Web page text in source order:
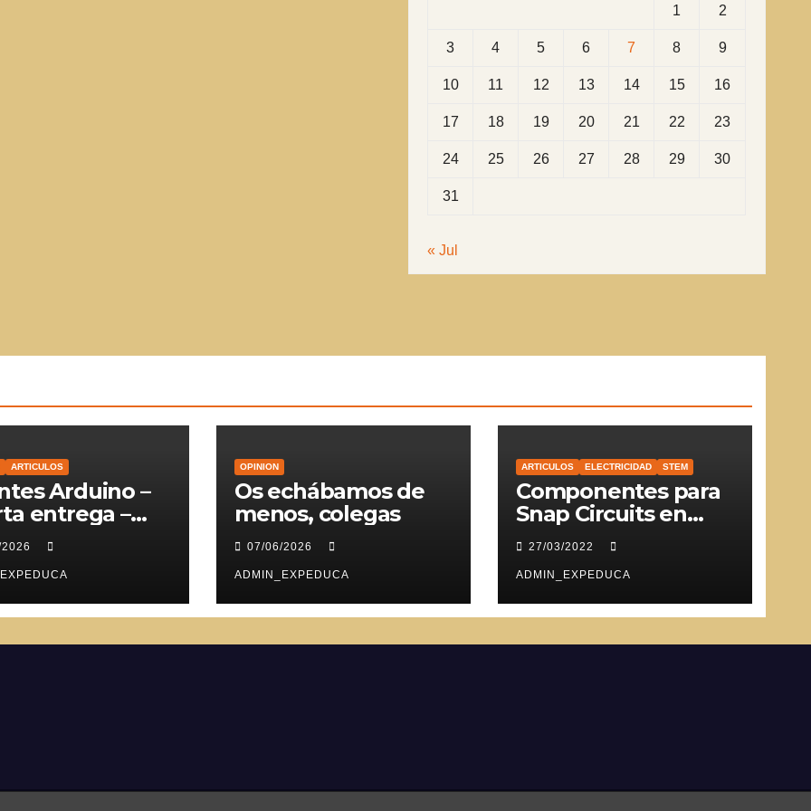
1 2
3 4 5 6 7 8 9
10 11 12 13 14 15 16
17 18 19 20 21 22 23
24 25 26 27 28 29 30
31
« Jul
ARTICULOS
Arduino –
entrega –
OPINION
Os echábamos de
menos, colegas
07/06/2026
ADMIN_EXPEDUCA
ARTICULOS ELECTRICIDAD STEM
Componentes para
Snap Circuits en
SVG
27/03/2022
ADMIN_EXPEDUCA